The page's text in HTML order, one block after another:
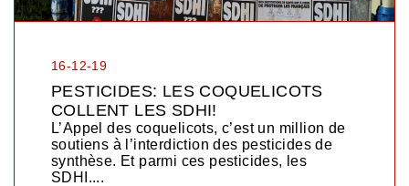
16-12-19
PESTICIDES: LES COQUELICOTS
COLLENT LES SDHI!
L’Appel des coquelicots, c’est un million de
soutiens à l’interdiction des pesticides de
synthèse. Et parmi ces pesticides, les
SDHI....